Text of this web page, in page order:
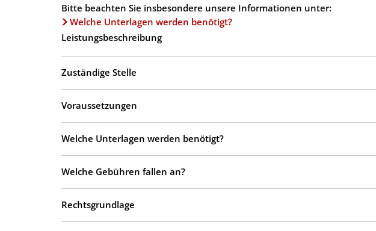
Bitte beachten Sie insbesondere unsere Informationen unter:
Welche Unterlagen werden benötigt?
Leistungsbeschreibung
Zuständige Stelle
Voraussetzungen
Welche Unterlagen werden benötigt?
Welche Gebühren fallen an?
Rechtsgrundlage